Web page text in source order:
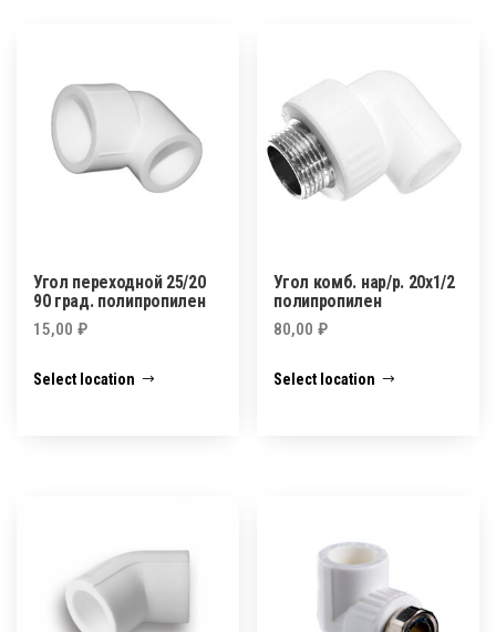
Угол переходной 25/20
90 град. полипропилен
15,00 ₽
Select location
Угол комб. нар/р. 20х1/2
полипропилен
80,00₽
Select location